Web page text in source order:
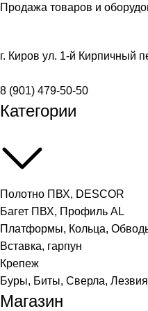
Продажа товаров и
г. Киров ул. 1-й Кирпичный
8 (901) 479-50-50
Категории
Полотно ПВХ, DESCOR
Багет ПВХ, Профиль AL
Платформы, Кольца,
Вставка, гарпун
Крепеж
Буры, Биты, Сверла, Лезвия
Магазин